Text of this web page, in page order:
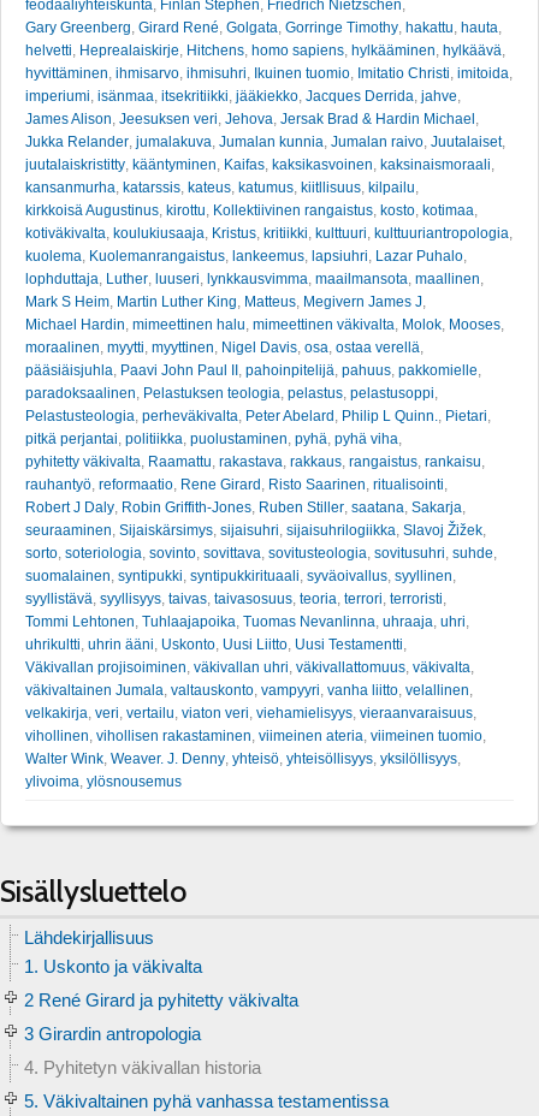
feodaaliyhteiskunta, Finlan Stephen, Friedrich Nietzschen,
Gary Greenberg, Girard René, Golgata, Gorringe Timothy, hakattu, hauta,
helvetti, Heprealaiskirje, Hitchens, homo sapiens, hylkääminen, hylkäävä,
hyvittäminen, ihmisarvo, ihmisuhri, Ikuinen tuomio, Imitatio Christi, imitoida,
imperiumi, isänmaa, itsekritiikki, jääkiekko, Jacques Derrida, jahve,
James Alison, Jeesuksen veri, Jehova, Jersak Brad & Hardin Michael ,
Jukka Relander, jumalakuva, Jumalan kunnia, Jumalan raivo, Juutalaiset,
juutalaiskristitty, kääntyminen, Kaifas, kaksikasvoinen, kaksinaismoraali,
kansanmurha, katarssis, kateus, katumus, kiitllisuus, kilpailu,
kirkkoisä Augustinus, kirottu, Kollektiivinen rangaistus, kosto, kotimaa,
kotiväkivalta, koulukiusaaja, Kristus, kritiikki, kulttuuri, kulttuuriantropologia,
kuolema, Kuolemanrangaistus, lankeemus, lapsiuhri, Lazar Puhalo,
lophduttaja, Luther, luuseri, lynkkausvimma, maailmansota, maallinen,
Mark S Heim, Martin Luther King, Matteus, Megivern James J,
Michael Hardin, mimeettinen halu, mimeettinen väkivalta, Molok, Mooses,
moraalinen, myytti, myyttinen, Nigel Davis, osa, ostaa verellä,
pääsiäisjuhla, Paavi John Paul II , pahoinpitelijä, pahuus, pakkomielle,
paradoksaalinen, Pelastuksen teologia, pelastus, pelastusoppi,
Pelastusteologia, perheväkivalta, Peter Abelard , Philip L Quinn., Pietari,
pitkä perjantai, politiikka, puolustaminen, pyhä, pyhä viha,
pyhitetty väkivalta, Raamattu, rakastava, rakkaus, rangaistus, rankaisu,
rauhantyö, reformaatio, Rene Girard , Risto Saarinen, ritualisointi,
Robert J Daly, Robin Griffith-Jones, Ruben Stiller, saatana, Sakarja,
seuraaminen, Sijaiskärsimys, sijaisuhri, sijaisuhrilogiikka, Slavoj Žižek,
sorto, soteriologia, sovinto, sovittava, sovitusteologia, sovitusuhri, suhde,
suomalainen, syntipukki, syntipukkirituaali, syväoivallus, syyllinen,
syyllistävä, syyllisyys, taivas, taivasosuus, teoria, terrori, terroristi,
Tommi Lehtonen, Tuhlaajapoika, Tuomas Nevanlinna, uhraaja, uhri,
uhrikultti, uhrin ääni, Uskonto, Uusi Liitto, Uusi Testamentti,
Väkivallan projisoiminen, väkivallan uhri, väkivallattomuus, väkivalta,
väkivaltainen Jumala, valtauskonto, vampyyri, vanha liitto, velallinen,
velkakirja, veri, vertailu, viaton veri, viehamielisyys, vieraanvaraisuus,
vihollinen, vihollisen rakastaminen, viimeinen ateria, viimeinen tuomio,
Walter Wink, Weaver. J. Denny, yhteisö, yhteisöllisyys, yksilöllisyys,
ylivoima, ylösnousemus
Sisällysluettelo
Lähdekirjallisuus
1. Uskonto ja väkivalta
2 René Girard ja pyhitetty väkivalta
3 Girardin antropologia
4. Pyhitetyn väkivallan historia
5. Väkivaltainen pyhä vanhassa testamentissa